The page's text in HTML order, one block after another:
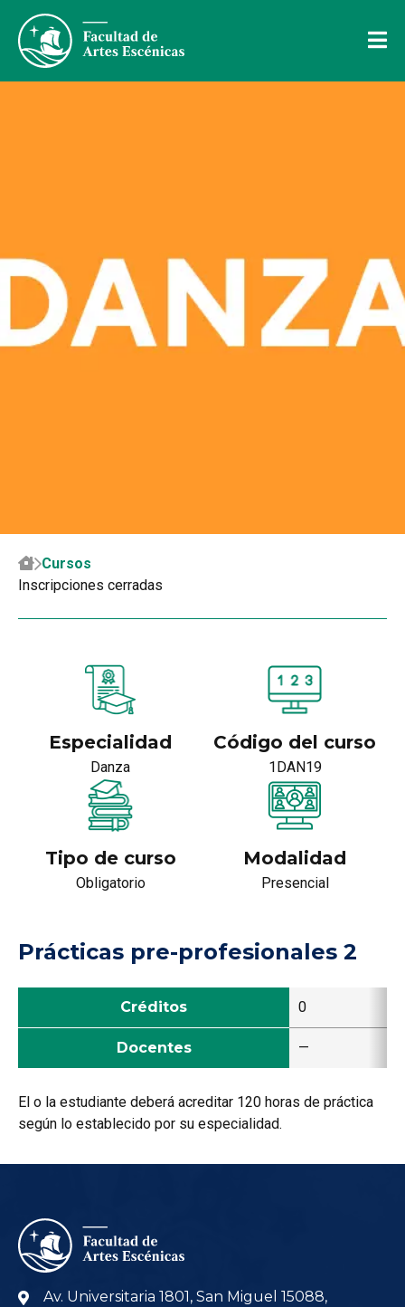
Cursos
Inscripciones cerradas
Especialidad
Danza
Código del curso
1DAN19
Tipo de curso
Obligatorio
Modalidad
Presencial
Prácticas pre-profesionales 2
Créditos 0
Docentes —
El o la estudiante deberá acreditar 120 horas de práctica
según lo establecido por su especialidad.
Av. Universitaria 1801, San Miguel 15088,